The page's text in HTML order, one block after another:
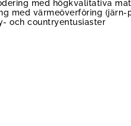
med högkvalitativa
med värmeöverföring (järn-
och countryentusiaster